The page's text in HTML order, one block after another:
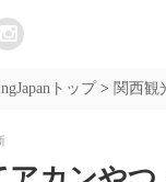
トップ> 関西観